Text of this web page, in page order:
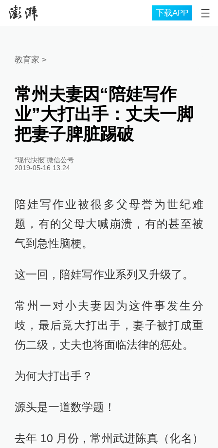
下载APP
教育家 >
常州夫妻因“陪娃写作
业”大打出手：丈夫一脚
把妻子脾脏踢破
“现代快报”微信公号
2019-05-16 13:24
陪娃写作业被很多父母誉为世纪难
题，有的父母大喊崩溃，有的甚至被
气到急性脑梗。
这一回，陪娃写作业系列又升级了。
常州一对小夫妻因为这件事发生分
歧，最后竟大打出手，妻子被打成重
伤二级，丈夫也将面临法律的惩处。
为何大打出手？
源头是一道数学题！
去年 10 月份，常州武进陈真（化名）